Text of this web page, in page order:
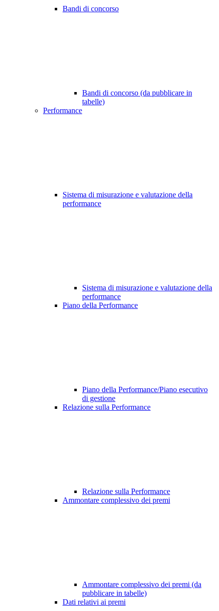
Bandi di concorso
Bandi di concorso (da pubblicare in
tabelle)
Performance
Sistema di misurazione e valutazione della
performance
Sistema di misurazione e valutazione della
performance
Piano della Performance
Piano della Performance/Piano esecutivo
di gestione
Relazione sulla Performance
Relazione sulla Performance
Ammontare complessivo dei premi
Ammontare complessivo dei premi (da
pubblicare in tabelle)
Dati relativi ai premi